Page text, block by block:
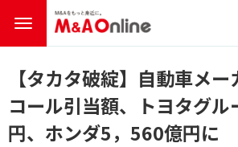
【タカタ破綻】自動車メ
コール引当額、トヨタグ
円、ホンダ5，560億円に